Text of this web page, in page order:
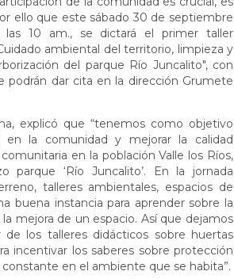
ello que este sábado 30 de septiembre
las 10 am., se dictará el primer taller
ambiental del territorio, limpieza y
del parque Río Juncalito", con
podrán dar cita en la dirección Grumete
explicó que “tenemos como objetivo
la comunidad y mejorar la calidad
en la población Valle los Ríos,
‘Río Juncalito’. En la jornada
talleres ambientales, espacios de
buena instancia para aprender sobre la
mejora de un espacio. Así que dejamos
los talleres didácticos sobre huertas
incentivar los saberes sobre protección
en el ambiente que se habita”.